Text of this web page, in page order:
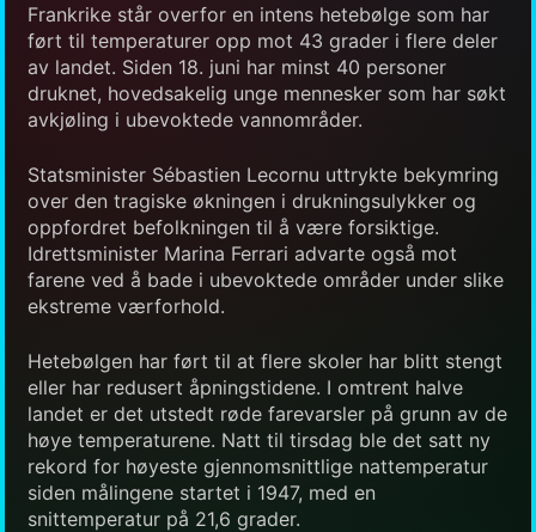
Frankrike står overfor en intens hetebølge som har
ført til temperaturer opp mot 43 grader i flere deler
av landet. Siden 18. juni har minst 40 personer
druknet, hovedsakelig unge mennesker som har søkt
avkjøling i ubevoktede vannområder.
Statsminister Sébastien Lecornu uttrykte bekymring
over den tragiske økningen i drukningsulykker og
oppfordret befolkningen til å være forsiktige.
Idrettsminister Marina Ferrari advarte også mot
farene ved å bade i ubevoktede områder under slike
ekstreme værforhold.
Hetebølgen har ført til at flere skoler har blitt stengt
eller har redusert åpningstidene. I omtrent halve
landet er det utstedt røde farevarsler på grunn av de
høye temperaturene. Natt til tirsdag ble det satt ny
rekord for høyeste gjennomsnittlige nattemperatur
siden målingene startet i 1947, med en
snittemperatur på 21,6 grader.